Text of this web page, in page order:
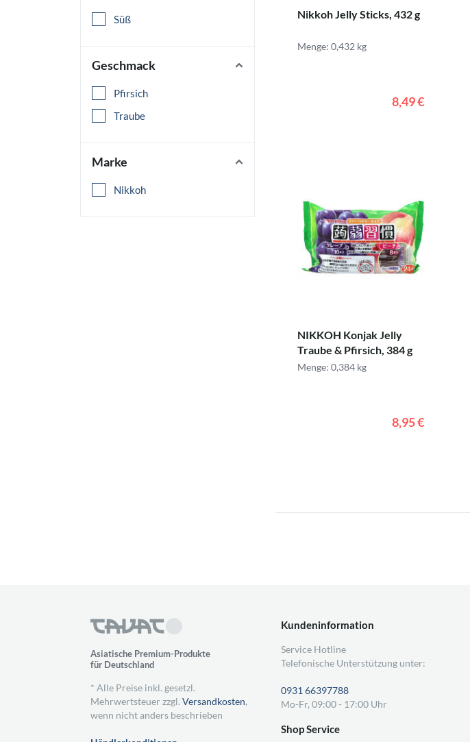
Süß
Geschmack
Pfirsich
Traube
Marke
Nikkoh
Nikkoh Jelly Sticks, 432 g
Menge: 0,432 kg
8,49 €
NIKKOH Konjak Jelly
Traube & Pfirsich, 384 g
Menge: 0,384 kg
8,95 €
Asiatische Premium-Produkte
für Deutschland
* Alle Preise inkl. gesetzl.
Mehrwertsteuer zzgl. Versandkosten,
wenn nicht anders beschrieben
Kundeninformation
Service Hotline
Telefonische Unterstützung unter:
0931 66397788
Mo-Fr, 09:00 - 17:00 Uhr
Shop Service